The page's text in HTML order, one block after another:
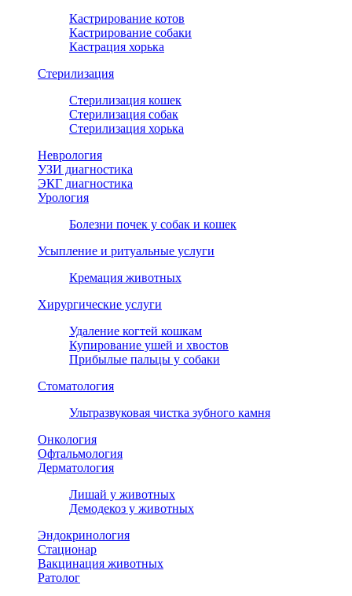
Кастрирование котов
Кастрирование собаки
Кастрация хорька
Стерилизация
Стерилизация кошек
Стерилизация собак
Стерилизация хорька
Неврология
УЗИ диагностика
ЭКГ диагностика
Урология
Болезни почек у собак и кошек
Усыпление и ритуальные услуги
Кремация животных
Хирургические услуги
Удаление когтей кошкам
Купирование ушей и хвостов
Прибылые пальцы у собаки
Стоматология
Ультразвуковая чистка зубного камня
Онкология
Офтальмология
Дерматология
Лишай у животных
Демодекоз у животных
Эндокринология
Стационар
Вакцинация животных
Ратолог